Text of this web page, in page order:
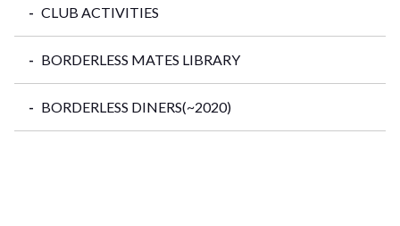
CLUB ACTIVITIES
BORDERLESS MATES LIBRARY
BORDERLESS DINERS(~2020)